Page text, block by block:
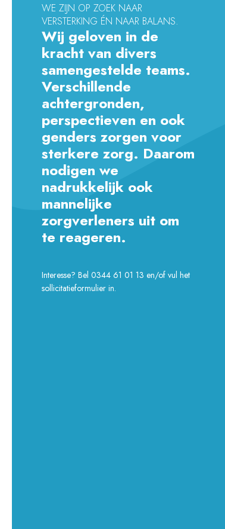
WE ZIJN OP ZOEK NAAR
VERSTERKING ÉN NAAR BALANS.
Wij geloven in de
kracht van divers
samengestelde teams.
Verschillende
achtergronden,
perspectieven en ook
genders zorgen voor
sterkere zorg. Daarom
nodigen we
nadrukkelijk ook
mannelijke
zorgverleners uit om
te reageren.
Interesse? Bel 0344 61 01 13 en/of vul het
sollicitatieformulier in.